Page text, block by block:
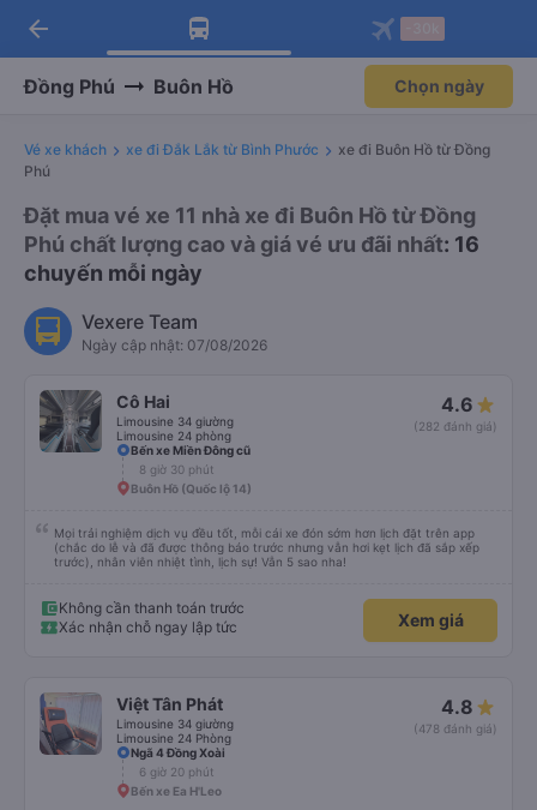
Tải app Vexere ngay!
Nhận ưu đãi thành viên độc
Mở app
Tải app Vexere
-30k/ghế khi đặt vé máy bay qua
Mở app
arrow_back
Đồng Phú Buôn Hồ Chọn ngày
Vé xe khách xe đi Đắk Lắk từ Bình Phước
xe đi Buôn Hồ từ Đồng
Phú
Đặt mua vé xe 11 nhà xe đi Buôn Hồ từ Đồng
Phú chất lượng cao và giá vé ưu đãi nhất: 16
chuyến mỗi ngày
Vexere Team
Ngày cập nhật: 07/08/2026
Cô Hai
Limousine 34 giường
Limousine 24 phòng
4.6
(282 đánh giá)
Bến xe Miền Đông cũ
8 giờ 30 phút
Buôn Hồ (Quốc lộ 14)
Mọi trải nghiệm dịch vụ đều tốt, mỗi cái xe đón sớm hơn lịch đặt trên app
(chắc do lễ và đã được thông báo trước nhưng vẫn hơi kẹt lịch đã sắp xếp
trước), nhân viên nhiệt tình, lịch sự! Vẫn 5 sao nha!
Không cần thanh toán trước
Xác nhận chỗ ngay lập tức
Xem giá
Việt Tân Phát
Limousine 34 giường
Limousine 24 Phòng
4.8
(478 đánh giá)
Ngã 4 Đồng Xoài
6 giờ 20 phút
Bến xe Ea H'Leo